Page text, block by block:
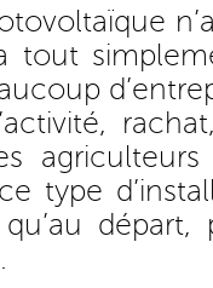
tout
type